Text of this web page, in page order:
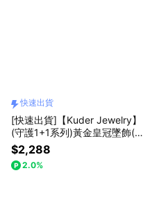
快速出貨
[快速出貨]【Kuder Jewelry】
(守護1+1系列)黃金皇冠墜飾(約
0.055錢)買一贈本命年守護手鍊
一條『LINE禮物獨家組合』
$2,288
2.0%